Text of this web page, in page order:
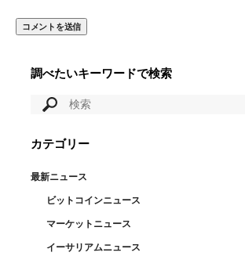
調べたいキーワードで検索
カテゴリー
最新ニュース
ビットコインニュース
マーケットニュース
イーサリアムニュース